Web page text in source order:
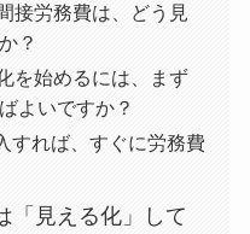
接労務費は、どう見
？
を始めるには、まず
よいですか？
すれば、すぐに労務費
「見える化」して